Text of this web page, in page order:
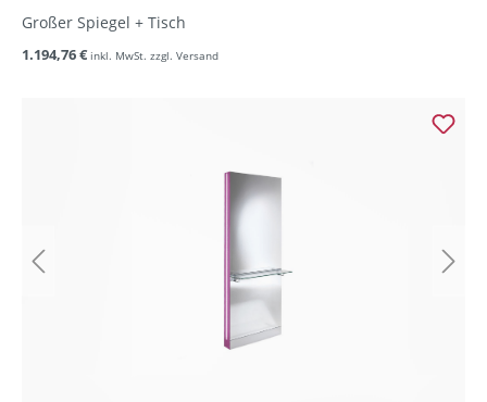
Großer Spiegel + Tisch
1.194,76 € inkl. MwSt. zzgl. Versand